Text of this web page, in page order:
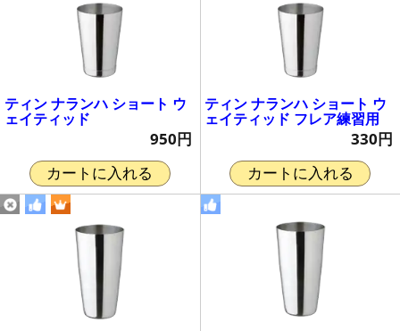
ティン ナランハ ショート ウ
ェイティッド
950円
カートに入れる
ティン ナランハ ショート ウ
ェイティッド フレア練習用
330円
カートに入れる